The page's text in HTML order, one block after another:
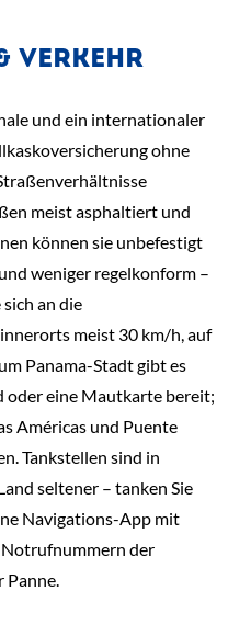
VERKEHR
und ein internationaler
ohne
meist asphaltiert und
können sie unbefestigt
weniger regelkonform –
an die
meist 30 km/h, auf
Panama-Stadt gibt es
oder eine Mautkarte bereit;
Américas und Puente
Tankstellen sind in
seltener – tanken Sie
Navigations-App mit
der
Panne.